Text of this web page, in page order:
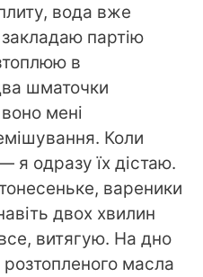
вода вже
партію
в
шматочки
мені
Коли
я одразу їх дістаю.
вареники
двох хвилин
витягую. На дно
масла